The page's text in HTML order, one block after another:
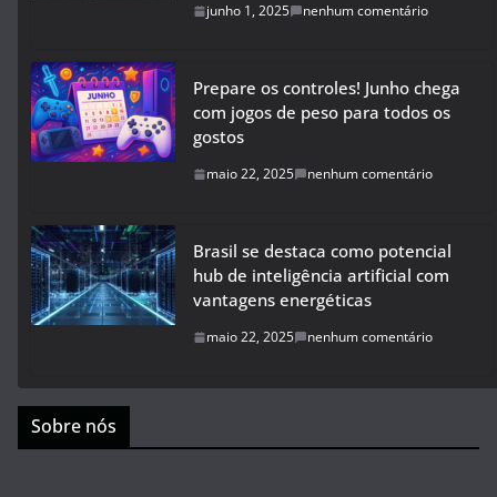
junho 1, 2025 nenhum comentário
Prepare os controles! Junho chega
com jogos de peso para todos os
gostos
maio 22, 2025 nenhum comentário
Brasil se destaca como potencial
hub de inteligência artificial com
vantagens energéticas
maio 22, 2025 nenhum comentário
Sobre nós